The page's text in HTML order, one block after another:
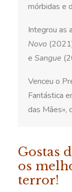
mórbidas e
Integrou as
Novo
e Sangue
Venceu o
Fantástica
das Mães»,
Gostas
os
terror!